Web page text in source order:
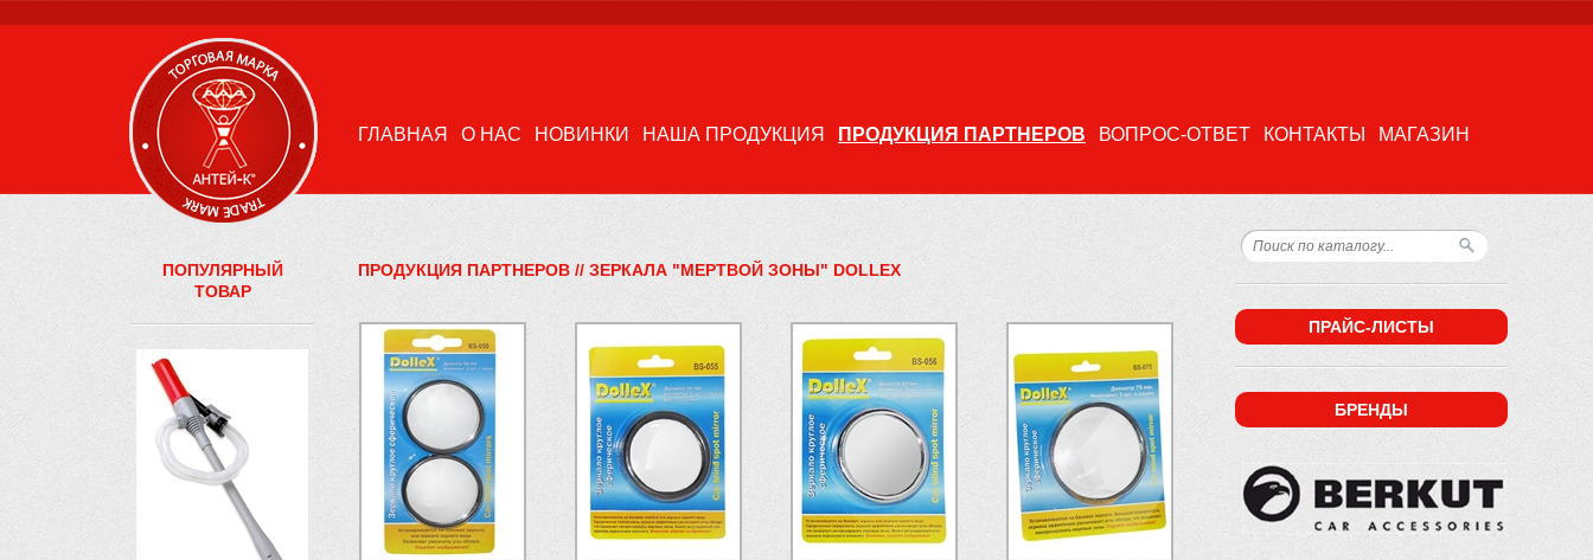
ГЛАВНАЯ О НАС НОВИНКИ НАША ПРОДУКЦИЯ ПРОДУКЦИЯ ПАРТНЕРОВ ВОПРОС-ОТВЕТ КОНТАКТЫ МАГАЗИН
ПРОДУКЦИЯ ПАРТНЕРОВ // ЗЕРКАЛА "МЕРТВОЙ ЗОНЫ" DOLLEX
ПОПУЛЯРНЫЙ
ТОВАР
ПРАЙС-ЛИСТЫ
БРЕНДЫ